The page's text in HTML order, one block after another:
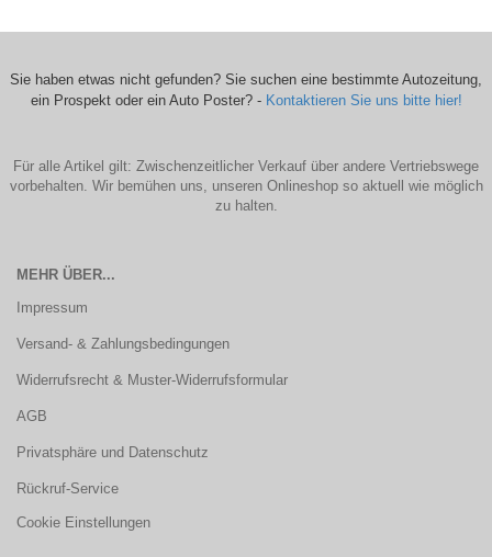
Sie haben etwas nicht gefunden? Sie suchen eine bestimmte Autozeitung,
ein Prospekt oder ein Auto Poster? - Kontaktieren Sie uns bitte hier!
Für alle Artikel gilt: Zwischenzeitlicher Verkauf über andere Vertriebswege
vorbehalten. Wir bemühen uns, unseren Onlineshop so aktuell wie möglich
zu halten.
MEHR ÜBER...
Impressum
Versand- & Zahlungsbedingungen
Widerrufsrecht & Muster-Widerrufsformular
AGB
Privatsphäre und Datenschutz
Rückruf-Service
Cookie Einstellungen